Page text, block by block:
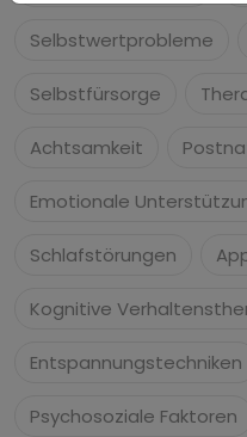
Selbstwertprobleme
Selbstfürsorge
Achtsamkeit
Emotionale
Schlafstörungen
Kognitive
Entspannungstechniken
Psychosoziale Faktoren